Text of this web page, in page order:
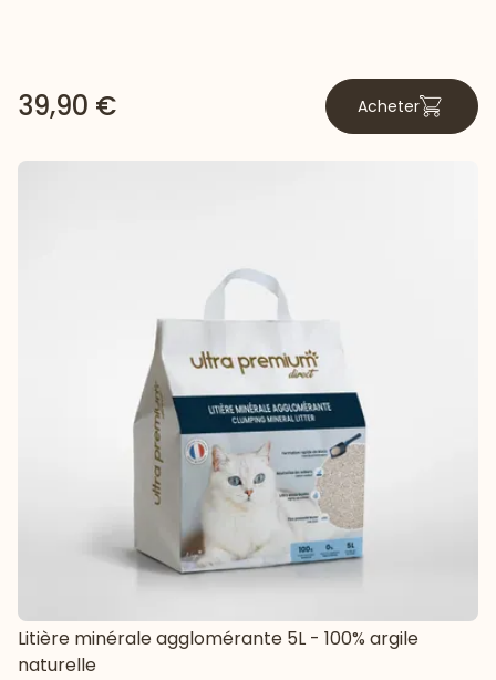
39,90 € Acheter
Litière minérale agglomérante 5L - 100% argile
naturelle